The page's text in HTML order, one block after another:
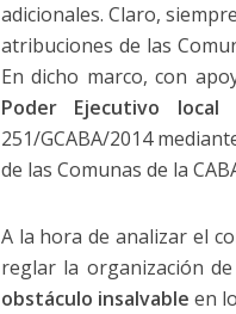
adicionales. Claro,
atribuciones de las
En dicho marco, con
Poder Ejecutivo
251/GCABA/2014
de las Comunas de la
A la hora de analizar el
reglar la organización
obstáculo insalvable en